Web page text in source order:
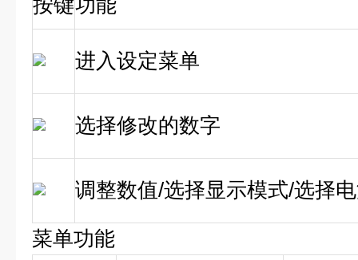
按键功能
进入设定菜单
选择修改的数字
调整数值/选择显示模式/选择
菜单功能